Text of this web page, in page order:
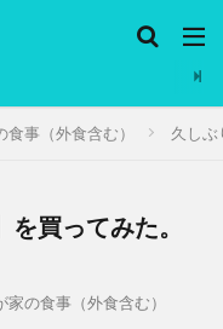
事（外食含む） 久し
買ってみた。
の食事（外食含む）
会 脱水シート